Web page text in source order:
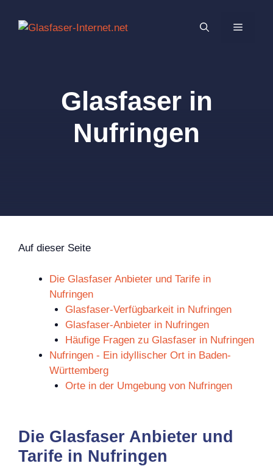
Inhalt
MENÜ
Glasfaser in
Nufringen
Auf dieser Seite
Die Glasfaser Anbieter und Tarife in
Nufringen
Glasfaser-Verfügbarkeit in Nufringen
Glasfaser-Anbieter in Nufringen
Häufige Fragen zu Glasfaser in Nufringen
Nufringen - Ein idyllischer Ort in Baden-
Württemberg
Orte in der Umgebung von Nufringen
Die Glasfaser Anbieter und
Tarife in Nufringen